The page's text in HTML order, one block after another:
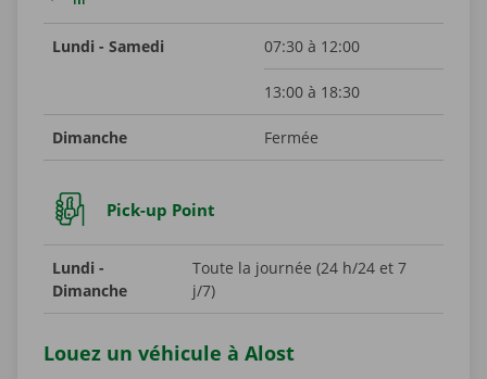
Lundi - Samedi 07:30 à 12:00
13:00 à 18:30
Dimanche Fermée
Pick-up Point
Lundi -
Dimanche
Toute la journée (24 h/24 et 7
j/7)
Louez un véhicule à Alost